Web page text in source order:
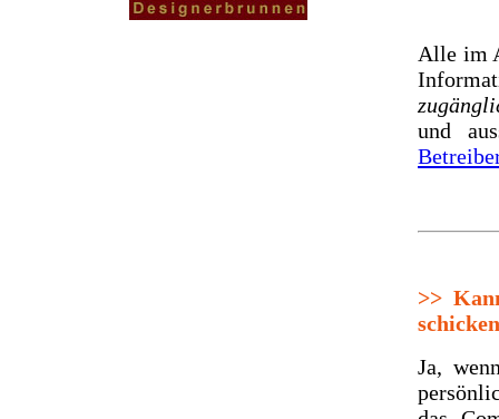
Alle im
und
>>
Ja,